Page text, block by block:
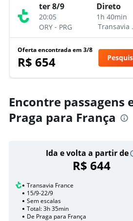
ter 8/9
20:05
ORY - PRG
Direto
1h 40min
Transavia
Oferta encontrada em 3/8
R$ 654
Encontre passagens
Praga para França
Ida e volta a partir de
R$ 644
Transavia France
15/9-22/9
Sem escalas
Total: 3h 35min
De Praga para França